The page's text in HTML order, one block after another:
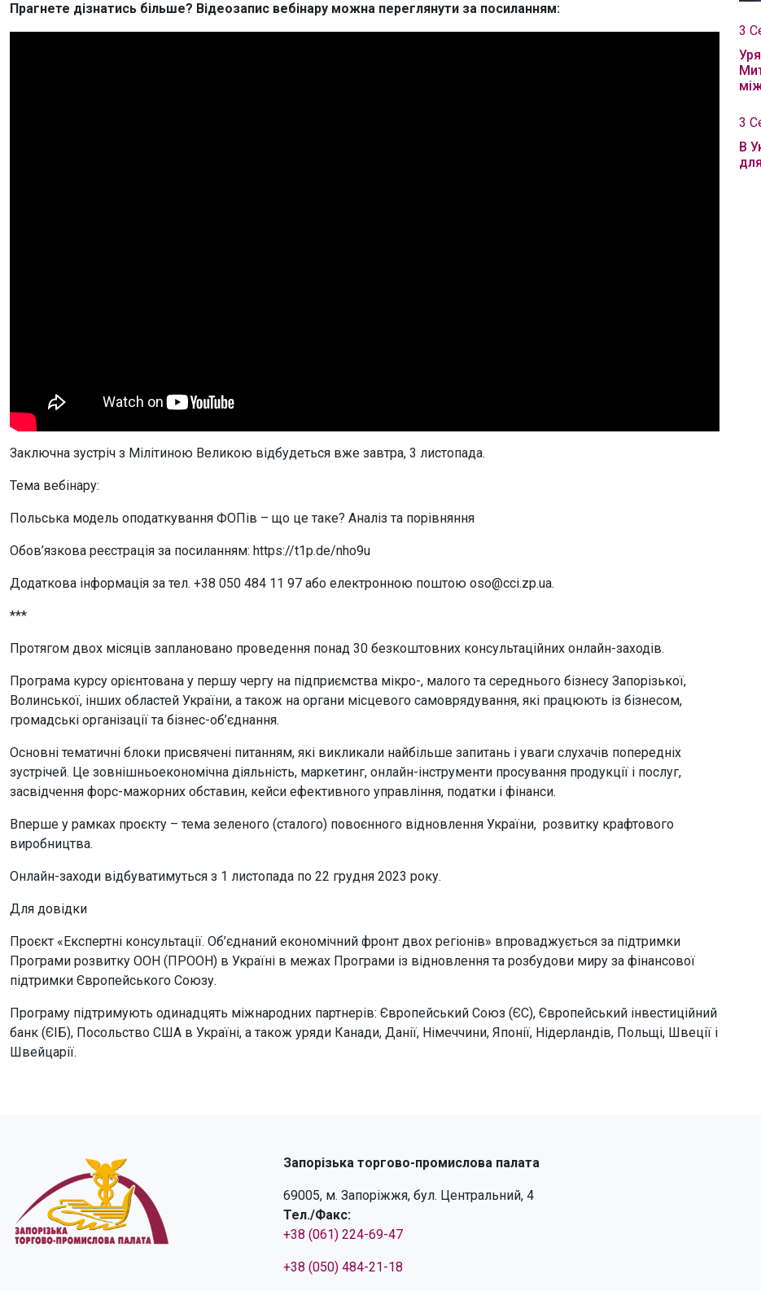
Прагнете дізнатись більше? Відеозапис вебінару можна переглянути за посиланням:
Заключна зустріч з Мілітиною Великою відбудеться вже завтра, 3 листопада.
Тема вебінару:
Польська модель оподаткування ФОПів – що це таке? Аналіз та порівняння
Обов’язкова реєстрація за посиланням: https://t1p.de/nho9u
Додаткова інформація за тел. +38 050 484 11 97 або електронною поштою oso@cci.zp.ua.
***
Протягом двох місяців заплановано проведення понад 30 безкоштовних консультаційних онлайн-заходів.
Програма курсу орієнтована у першу чергу на підприємства мікро-, малого та середнього бізнесу Запорізької,
Волинської, інших областей України, а також на органи місцевого самоврядування, які працюють із бізнесом,
громадські організації та бізнес-об’єднання.
Основні тематичні блоки присвячені питанням, які викликали найбільше запитань і уваги слухачів попередніх
зустрічей. Це зовнішньоекономічна діяльність, маркетинг, онлайн-інструменти просування продукції і послуг,
засвідчення форс-мажорних обставин, кейси ефективного управління, податки і фінанси.
Вперше у рамках проєкту – тема зеленого (сталого) повоєнного відновлення України, розвитку крафтового
виробництва.
Онлайн-заходи відбуватимуться з 1 листопада по 22 грудня 2023 року.
Для довідки
Проєкт «Експертні консультації. Об’єднаний економічний фронт двох регіонів» впроваджується за підтримки
Програми розвитку ООН (ПРООН) в Україні в межах Програми із відновлення та розбудови миру за фінансової
підтримки Європейського Союзу.
Програму підтримують одинадцять міжнародних партнерів: Європейський Союз (ЄС), Європейський інвестиційний
банк (ЄІБ), Посольство США в Україні, а також уряди Канади, Данії, Німеччини, Японії, Нідерландів, Польщі, Швеції і
Швейцарії.
3
3
В
Запорізька торгово-промислова палата
69005, м. Запоріжжя, бул. Центральний, 4
Тел./Факс:
+38 (061) 224-69-47
+38 (050) 484-21-18